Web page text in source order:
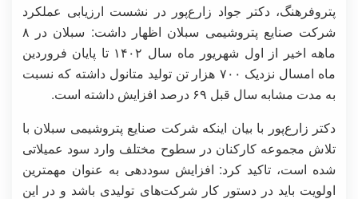
پتروفرهنگ، دکتر جواد زارع‌پور در نشست ارزیابی عملکرد
شرکت صنایع پتروشیمی سبلان اظهار داشت: سبلان در ۸
ماهه اخیر از اول شهریور ماه سال ۱۴۰۲ تا پایان فروردین
ماه امسال نزدیک ۷۰۰ هزار تن تولید متانول داشته که نسبت
به مدت مشابه سال قبل ۶۹ درصد افزایش داشته است.
دکتر زارع‌پور با بیان اینکه شرکت صنایع پتروشیمی سبلان با
تلاش مجموعه کارکنان در سطوح مختلف وارد سود عمیلاتی
شده است، تاکید کرد: افزایش سوددهی به عنوان مهمترین
اولویت باید در دستور کار شرکت‌های تولیدی باشد و در این